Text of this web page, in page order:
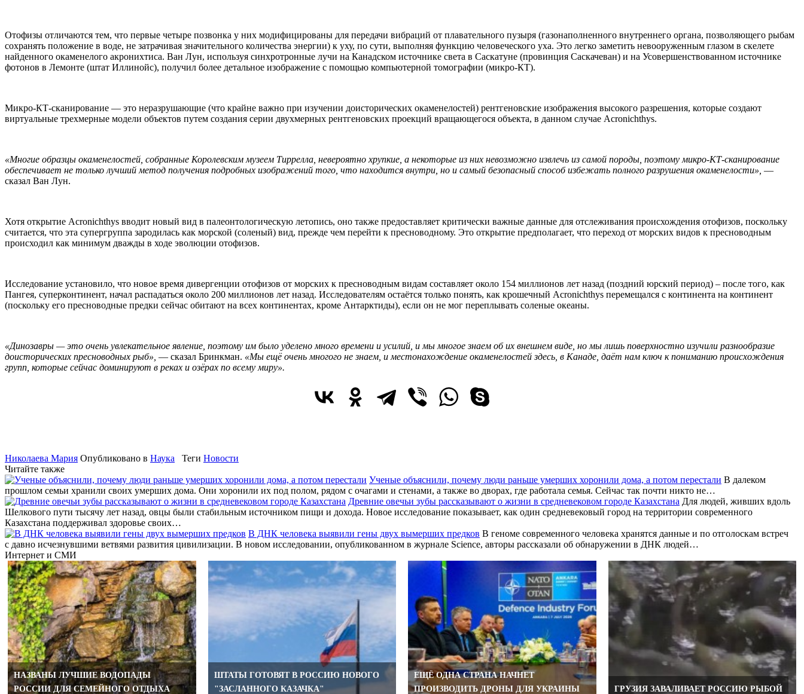
Отофизы отличаются тем, что первые четыре позвонка у них модифицированы для передачи вибраций от плавательного пузыря (газонаполненного внутреннего органа, позволяющего рыбам
сохранять положение в воде, не затрачивая значительного количества энергии) к уху, по сути, выполняя функцию человеческого уха. Это легко заметить невооруженным глазом в скелете
найденного окаменелого акронихтиса. Ван Лун, используя синхротронные лучи на Канадском источнике света в Саскатуне (провинция Саскачеван) и на Усовершенствованном источнике
фотонов в Лемонте (штат Иллинойс), получил более детальное изображение с помощью компьютерной томографии (микро-КТ).
Микро-КТ-сканирование — это неразрушающие (что крайне важно при изучении доисторических окаменелостей) рентгеновские изображения высокого разрешения, которые создают
виртуальные трехмерные модели объектов путем создания серии двухмерных рентгеновских проекций вращающегося объекта, в данном случае Acronichthys.
«Многие образцы окаменелостей, собранные Королевским музеем Тиррелла, невероятно хрупкие, а некоторые из них невозможно извлечь из самой породы, поэтому микро-КТ-сканирование
обеспечивает не только лучший метод получения подробных изображений того, что находится внутри, но и самый безопасный способ избежать полного разрушения окаменелости», —
сказал Ван Лун.
Хотя открытие Acronichthys вводит новый вид в палеонтологическую летопись, оно также предоставляет критически важные данные для отслеживания происхождения отофизов, поскольку
считается, что эта супергруппа зародилась как морской (соленый) вид, прежде чем перейти к пресноводному. Это открытие предполагает, что переход от морских видов к пресноводным
происходил как минимум дважды в ходе эволюции отофизов.
Исследование установило, что новое время дивергенции отофизов от морских к пресноводным видам составляет около 154 миллионов лет назад (поздний юрский период) – после того, как
Пангея, суперконтинент, начал распадаться около 200 миллионов лет назад. Исследователям остаётся только понять, как крошечный Acronichthys перемещался с континента на континент
(поскольку его пресноводные предки сейчас обитают на всех континентах, кроме Антарктиды), если он не мог переплывать соленые океаны.
«Динозавры — это очень увлекательное явление, поэтому им было уделено много времени и усилий, и мы многое знаем об их внешнем виде, но мы лишь поверхностно изучили разнообразие
доисторических пресноводных рыб», — сказал Бринкман. «Мы ещё очень многого не знаем, и местонахождение окаменелостей здесь, в Канаде, даёт нам ключ к пониманию происхождения
групп, которые сейчас доминируют в реках и озёрах по всему миру».
Николаева Мария Опубликовано в Наука Теги Новости
Читайте также
Ученые объяснили, почему люди раньше умерших хоронили дома, а потом перестали В далеком
прошлом семьи хранили своих умерших дома. Они хоронили их под полом, рядом с очагами и стенами, а также во дворах, где работала семья. Сейчас так почти никто не…
Древние овечьи зубы рассказывают о жизни в средневековом городе Казахстана Для людей, живших вдоль
Шелкового пути тысячу лет назад, овцы были стабильным источником пищи и дохода. Новое исследование показывает, как один средневековый город на территории современного
Казахстана поддерживал здоровье своих…
В ДНК человека выявили гены двух вымерших предков В геноме современного человека хранятся данные и по отголоскам встреч
с давно исчезнувшими ветвями развития цивилизации. В новом исследовании, опубликованном в журнале Science, авторы рассказали об обнаружении в ДНК людей…
Интернет и СМИ
НАЗВАНЫ ЛУЧШИЕ ВОДОПАДЫ
РОССИИ ДЛЯ СЕМЕЙНОГО ОТДЫХА
ШТАТЫ ГОТОВЯТ В РОССИЮ НОВОГО
"ЗАСЛАННОГО КАЗАЧКА"
ЕЩЁ ОДНА СТРАНА НАЧНЕТ
ПРОИЗВОДИТЬ ДРОНЫ ДЛЯ УКРАИНЫ
ГРУЗИЯ ЗАВАЛИВАЕТ РОССИЮ РЫБОЙ